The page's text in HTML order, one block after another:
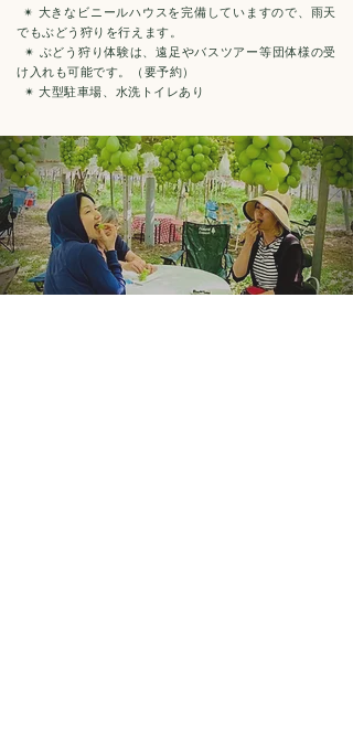
✴︎ 大きなビニールハウスを完備していますので、雨天
でもぶどう狩りを行えます。
✴︎ ぶどう狩り体験は、遠足やバスツアー等団体様の受
け入れも可能です。（要予約）
✴︎ 大型駐車場、水洗トイレあり